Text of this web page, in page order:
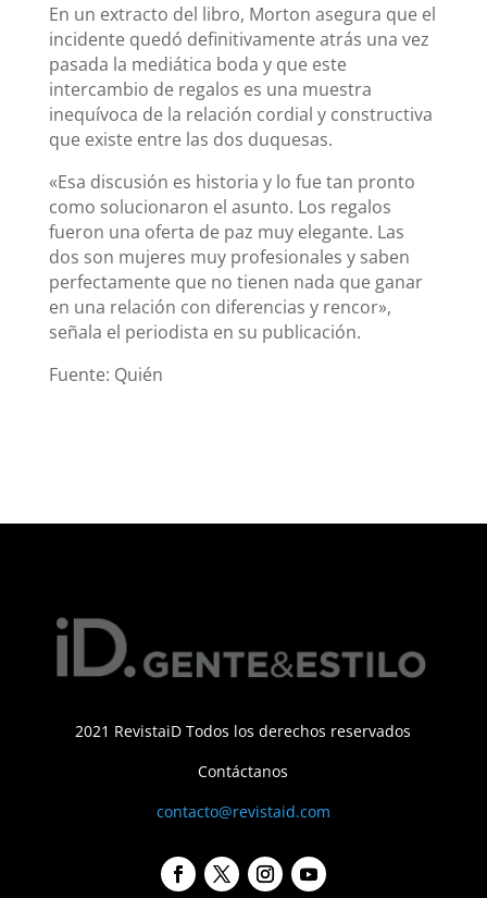
En un extracto del libro, Morton asegura que el
incidente quedó definitivamente atrás una vez
pasada la mediática boda y que este
intercambio de regalos es una muestra
inequívoca de la relación cordial y constructiva
que existe entre las dos duquesas.
«Esa discusión es historia y lo fue tan pronto
como solucionaron el asunto. Los regalos
fueron una oferta de paz muy elegante. Las
dos son mujeres muy profesionales y saben
perfectamente que no tienen nada que ganar
en una relación con diferencias y rencor»,
señala el periodista en su publicación.
Fuente: Quién
2021 RevistaiD Todos los derechos reservados
Contáctanos
contacto@revistaid.com